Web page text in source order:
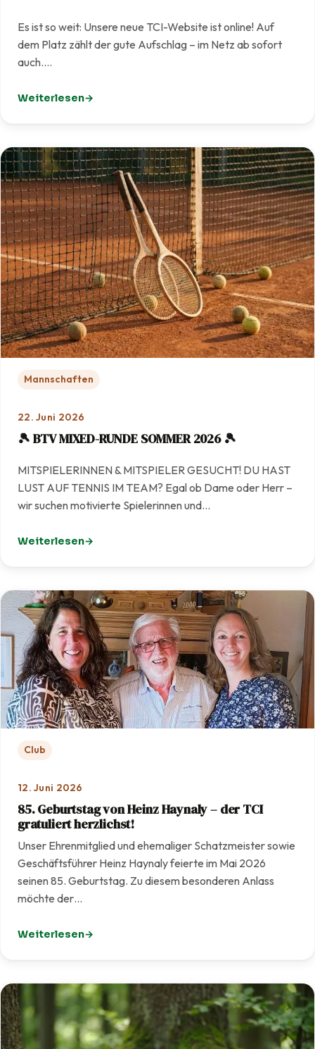
Es ist so weit: Unsere neue TCI-Website ist online! Auf
dem Platz zählt der gute Aufschlag – im Netz ab sofort
auch.…
Weiterlesen
: Unsere neue Website ist live!
Mannschaften
22. Juni 2026
🎾 BTV MIXED-RUNDE SOMMER 2026 🎾
MITSPIELERINNEN & MITSPIELER GESUCHT! DU HAST
LUST AUF TENNIS IM TEAM? Egal ob Dame oder Herr –
wir suchen motivierte Spielerinnen und…
Weiterlesen
: 🎾 BTV MIXED-RUNDE SOMMER 2026 🎾
Club
12. Juni 2026
85. Geburtstag von Heinz Haynaly – der TCI
gratuliert herzlichst!
Unser Ehrenmitglied und ehemaliger Schatzmeister sowie
Geschäftsführer Heinz Haynaly feierte im Mai 2026
seinen 85. Geburtstag. Zu diesem besonderen Anlass
möchte der…
Weiterlesen
: 85. Geburtstag von Heinz Haynaly – der TCI gratuliert